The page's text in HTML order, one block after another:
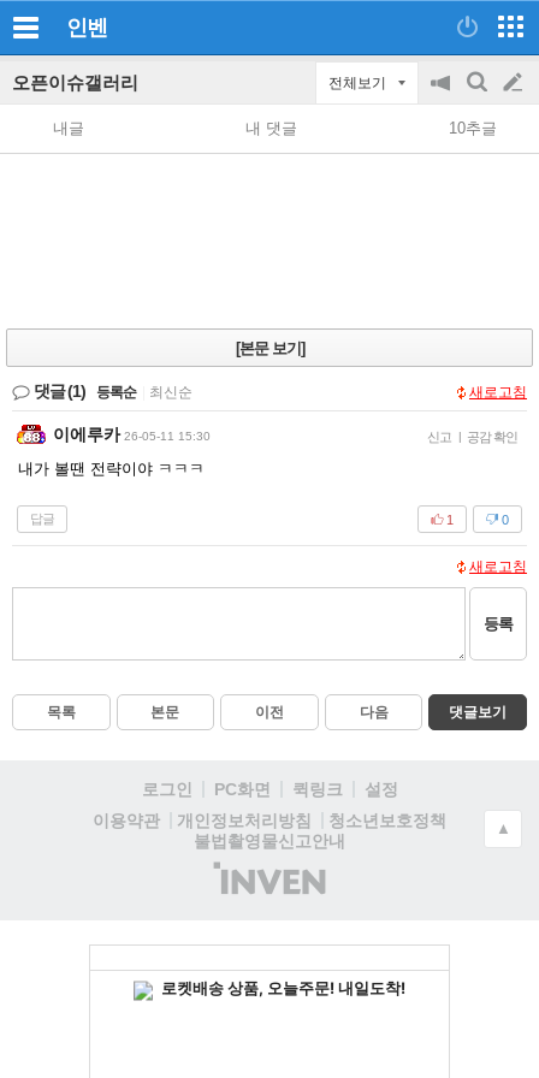
인벤
오픈이슈갤러리 전체보기
공
지
on/off
검
색
글
쓰
내글 내 댓글 10추글
[본문 보기]
댓글(1) 등록순 최신순 새로고침
이에루카 26-05-11 15:30 신고 | 공감 확인
내가 볼땐 전략이야 ㅋㅋㅋ
답글 0
1
새로고침
등록
목록 본문 이전 다음 댓글보기
로그인 PC화면 퀵링크
설정
이용약관
개인정보처리방침
청소년보호정책
불법촬영물신고안내
(주)
인
▲